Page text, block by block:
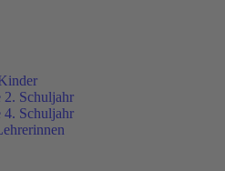
2. Schuljahr
4. Schuljahr